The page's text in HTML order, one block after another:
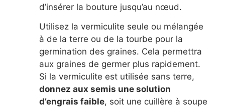
d’insérer la bouture jusqu’au nœud.
Utilisez la vermiculite seule ou mélangée
à de la terre ou de la tourbe pour la
germination des graines. Cela permettra
aux graines de germer plus rapidement.
Si la vermiculite est utilisée sans terre,
donnez aux semis une solution
d’engrais faible, soit une cuillère à soupe